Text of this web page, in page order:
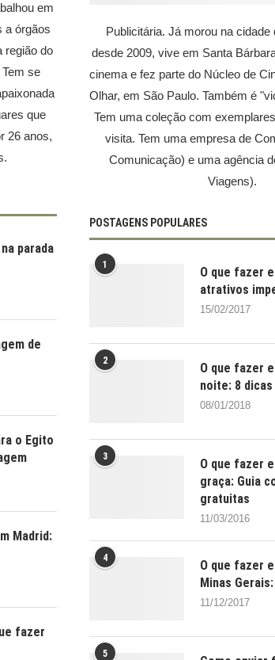
em
a órgãos
região do
se
que
26 anos,
parada
de
o Egito
Madrid:
fazer
Publicitária. Já morou na cidade
desde 2009, vive em Santa
cinema e fez parte do Núcleo de
Olhar, em São Paulo. Também é
Tem uma coleção com
visita. Tem uma empresa de
Comunicação) e uma agência
Viagens).
POSTAGENS POPULARES
1
O que fazer
atrativos
15/02/2017
2
O que fazer
noite: 8
08/01/2018
3
O que fazer
graça: Guia
gratuitas
11/03/2016
4
O que fazer
Minas
11/12/2017
5